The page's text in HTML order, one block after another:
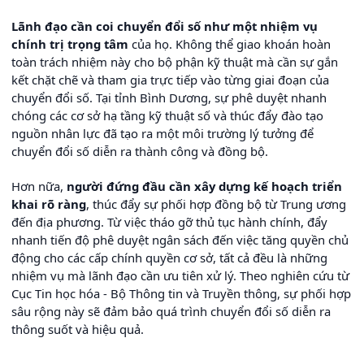
Lãnh đạo cần coi chuyển đổi số như một nhiệm vụ
chính trị trọng tâm của họ. Không thể giao khoán hoàn
toàn trách nhiệm này cho bộ phận kỹ thuật mà cần sự gắn
kết chặt chẽ và tham gia trực tiếp vào từng giai đoạn của
chuyển đổi số. Tại tỉnh Bình Dương, sự phê duyệt nhanh
chóng các cơ sở hạ tầng kỹ thuật số và thúc đẩy đào tạo
nguồn nhân lực đã tạo ra một môi trường lý tưởng để
chuyển đổi số diễn ra thành công và đồng bộ.
Hơn nữa, người đứng đầu cần xây dựng kế hoạch triển
khai rõ ràng, thúc đẩy sự phối hợp đồng bộ từ Trung ương
đến địa phương. Từ việc tháo gỡ thủ tục hành chính, đẩy
nhanh tiến độ phê duyệt ngân sách đến việc tăng quyền chủ
động cho các cấp chính quyền cơ sở, tất cả đều là những
nhiệm vụ mà lãnh đạo cần ưu tiên xử lý. Theo nghiên cứu từ
Cục Tin học hóa - Bộ Thông tin và Truyền thông, sự phối hợp
sâu rộng này sẽ đảm bảo quá trình chuyển đổi số diễn ra
thông suốt và hiệu quả.